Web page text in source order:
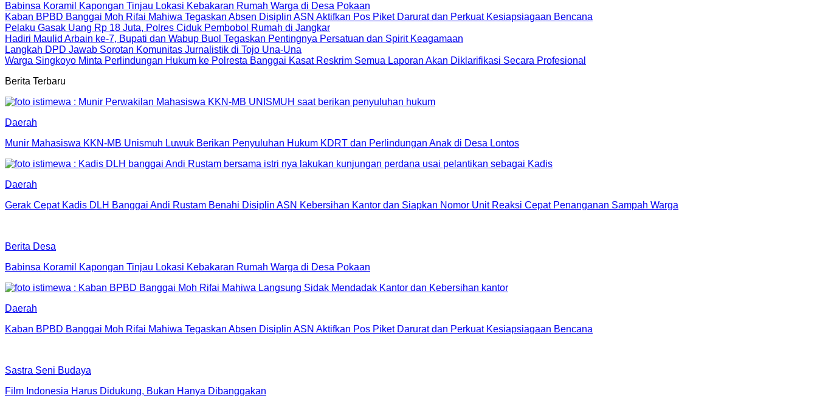
Babinsa Koramil Kapongan Tinjau Lokasi Kebakaran Rumah Warga di Desa Pokaan
Kaban BPBD Banggai Moh Rifai Mahiwa Tegaskan Absen Disiplin ASN Aktifkan Pos Piket Darurat dan Perkuat Kesiapsiagaan Bencana
Pelaku Gasak Uang Rp 18 Juta, Polres Ciduk Pembobol Rumah di Jangkar
Hadiri Maulid Arbain ke-7, Bupati dan Wabup Buol Tegaskan Pentingnya Persatuan dan Spirit Keagamaan
Langkah DPD Jawab Sorotan Komunitas Jurnalistik di Tojo Una-Una
Warga Singkoyo Minta Perlindungan Hukum ke Polresta Banggai Kasat Reskrim Semua Laporan Akan Diklarifikasi Secara Profesional
Berita Terbaru
Daerah
Munir Mahasiswa KKN-MB Unismuh Luwuk Berikan Penyuluhan Hukum KDRT dan Perlindungan Anak di Desa Lontos
Daerah
Gerak Cepat Kadis DLH Banggai Andi Rustam Benahi Disiplin ASN Kebersihan Kantor dan Siapkan Nomor Unit Reaksi Cepat Penanganan Sampah Warga
Berita Desa
Babinsa Koramil Kapongan Tinjau Lokasi Kebakaran Rumah Warga di Desa Pokaan
Daerah
Kaban BPBD Banggai Moh Rifai Mahiwa Tegaskan Absen Disiplin ASN Aktifkan Pos Piket Darurat dan Perkuat Kesiapsiagaan Bencana
Sastra Seni Budaya
Film Indonesia Harus Didukung, Bukan Hanya Dibanggakan